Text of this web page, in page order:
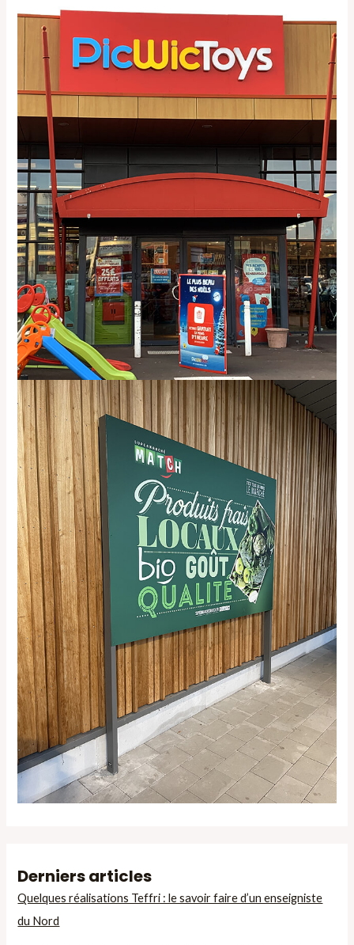
Derniers articles
Quelques réalisations Teffri : le savoir faire d’un enseigniste
du Nord